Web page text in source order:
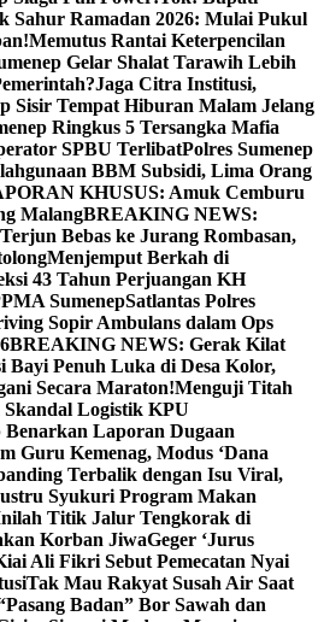
Sahur Ramadan 2026: Mulai Pukul
Memutus Rantai Keterpencilan
Gelar Shalat Tarawih Lebih
Jaga Citra Institusi,
Sisir Tempat Hiburan Malam Jelang
Ringkus 5 Tersangka Mafia
SPBU TerlibatPolres Sumenep
BBM Subsidi, Lima Orang
KHUSUS: Amuk Cemburu
MalangBREAKING NEWS:
Bebas ke Jurang Rombasan,
Menjemput Berkah di
43 Tahun Perjuangan KH
SumenepSatlantas Polres
Sopir Ambulans dalam Ops
BREAKING NEWS: Gerak Kilat
Bayi Penuh Luka di Desa Kolor,
Secara Maraton!Menguji Titah
Skandal Logistik KPU
Benarkan Laporan Dugaan
Guru Kemenag, Modus ‘Dana
Terbalik dengan Isu Viral,
Syukuri Program Makan
Titik Jalur Tengkorak di
Korban JiwaGeger ‘Jurus
Ali Fikri Sebut Pemecatan Nyai
Tak Mau Rakyat Susah Air Saat
Badan” Bor Sawah dan